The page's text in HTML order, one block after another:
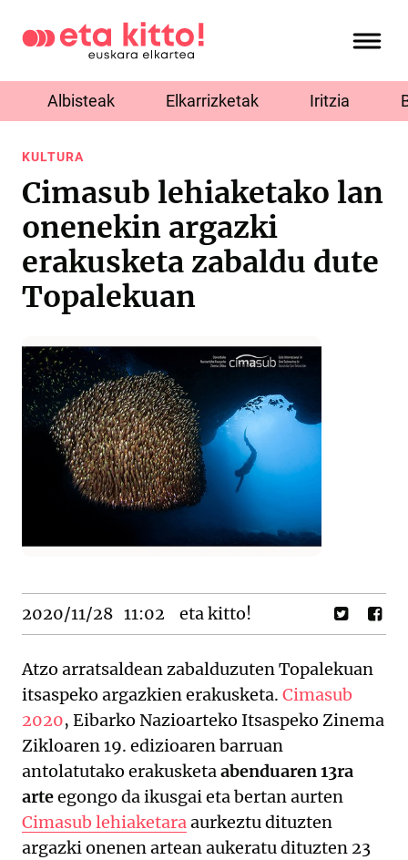
Albisteak Elkarrizketak Iritzia
KULTURA
Cimasub lehiaketako lan
onenekin argazki
erakusketa zabaldu dute
Topalekuan
2020/11/28 11:02 eta kitto!
Atzo arratsaldean zabalduzuten Topalekuan
itsaspeko argazkien erakusketa. Cimasub
2020, Eibarko Nazioarteko Itsaspeko Zinema
Zikloaren 19. edizioaren barruan
antolatutako erakusketaabenduaren 13ra
arteegongo da ikusgai eta bertan aurten
Cimasub lehiaketaraaurkeztu dituzten
argazki onenen artean aukeratu dituzten 23